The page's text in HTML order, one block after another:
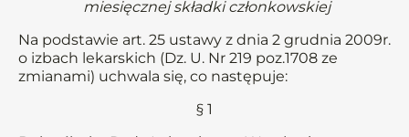
miesięcznej składki członkowskiej
Na podstawie art. 25 ustawy z dnia 2 grudnia 2009r.
o izbach lekarskich (Dz. U. Nr 219 poz.1708 ze
zmianami) uchwala się, co następuje:
§ 1